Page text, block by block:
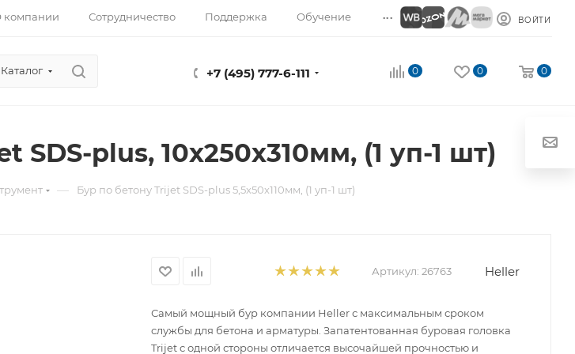
компании Сотрудничество Поддержка Обучение ... ВОЙТИ
Каталог +7 (495) 777-6-111 0 0 0
SDS-plus, 10х250х310мм, (1 уп-1 шт)
— Бур по бетону Trijet SDS-plus 5,5х50х110мм, (1 уп-1 шт)
Артикул: 26763 Heller
Самый мощный бур компании Heller с максимальным сроком
службы для бетона и арматуры. Запатентованная буровая головка
Trijet с одной стороны отличается высочайшей прочностью и